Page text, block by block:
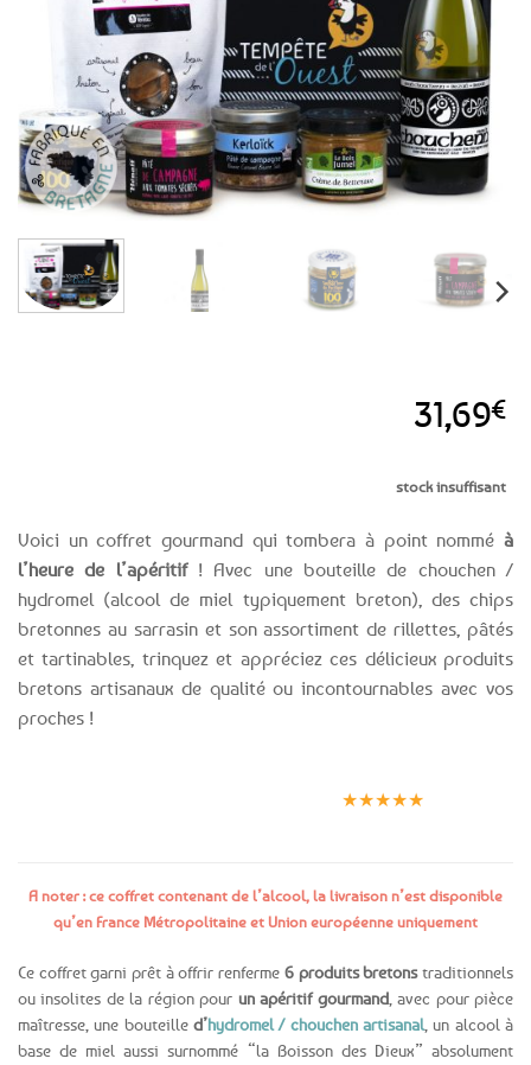
favoris
Voici un coffret gourmand qui tombera à point nommé à
l’heure de l’apéritif! Avec une bouteille de chouchen /
hydromel (alcool de miel typiquement breton), des chips
bretonnes au sarrasin et son assortiment de rillettes, pâtés
et tartinables, trinquez et appréciez ces délicieux produits
bretons artisanaux de qualité ou incontournables avec vos
proches !
31,69€
stock insuffisant
★★★★★
A noter : ce coffret contenant de l’alcool, la livraison n’est disponible
qu’en France Métropolitaine et Union européenne uniquement
Ce coffret garni prêt à offrir renferme 6 produits bretonstraditionnels
ou insolites de la région pour un apéritif gourmand, avec pour pièce
maîtresse, une bouteille d’hydromel / chouchen artisanal, un alcool à
base de miel aussi surnommé “la Boisson des Dieux” absolument